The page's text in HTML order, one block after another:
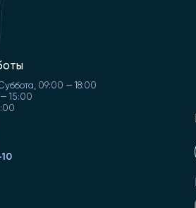
09:00 — 18:00
15:00